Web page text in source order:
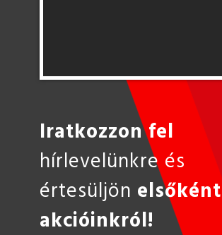
Iratkozzon fel
hírlevelünkre és
értesüljön elsőként
akcióinkról!